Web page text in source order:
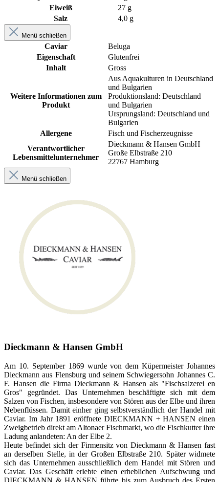
Eiweiß
27 g
Salz
4,0 g
Menü schließen
Caviar
Beluga
Eigenschaft
Glutenfrei
Inhalt
Gross
Weitere Informationen zum
Produkt
Aus Aquakulturen in Deutschland
und Bulgarien
Produktionsland: Deutschland
und Bulgarien
Ursprungsland: Deutschland und
Bulgarien
Allergene
Fisch und Fischerzeugnisse
Verantwortlicher
Lebensmittelunternehmer
Dieckmann & Hansen GmbH
Große Elbstraße 210
22767 Hamburg
Menü schließen
Dieckmann & Hansen GmbH
Am 10. September 1869 wurde von dem Küpermeister Johannes
Dieckmann aus Flensburg und seinem Schwiegersohn Johannes C.
F. Hansen die Firma Dieckmann & Hansen als "Fischsalzerei en
Gros" gegründet. Das Unternehmen beschäftigte sich mit dem
Salzen von Fischen, insbesondere von Stören aus der Elbe und ihren
Nebenflüssen. Damit einher ging selbstverständlich der Handel mit
Caviar. Im Jahr 1891 eröffnete DIECKMANN + HANSEN einen
Zweigbetrieb direkt am Altonaer Fischmarkt, wo die Fischkutter ihre
Ladung anlandeten: An der Elbe 2.
Heute befindet sich der Firmensitz von Dieckmann & Hansen fast
an derselben Stelle, in der Großen Elbstraße 210. Später widmete
sich das Unternehmen ausschließlich dem Handel mit Stören und
Caviar. Das Geschäft erlebte einen erheblichen Aufschwung und
DIECKMANN & HANSEN führte bis zum Ausbruch des Ersten